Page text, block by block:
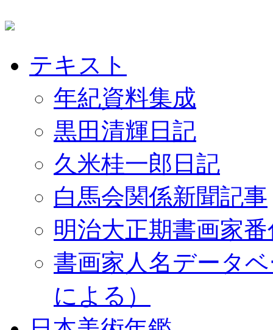
テキスト
年紀資料集成
黒田清輝日記
久米桂一郎日記
白馬会関係新聞記事
明治大正期書画家
書画家人名データ
による）